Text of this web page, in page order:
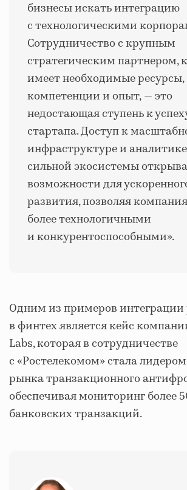
бизнесы искать интеграцию
с технологическими
Сотрудничество с крупным
стратегическим партнером,
имеет необходимые ресурсы,
компетенции и опыт,—это
недостающая ступень к
стартапа. Доступ к
инфраструктуре и
сильной экосистемы
возможности для
развития, позволяя
более технологичными
и конкурентоспособными».
Одним из примеров
в финтех является кейс
Labs, которая в сотрудничестве
с «Ростелекомом» стала
рынка транзакционного
обеспечивая мониторинг более
банковских транзакций.